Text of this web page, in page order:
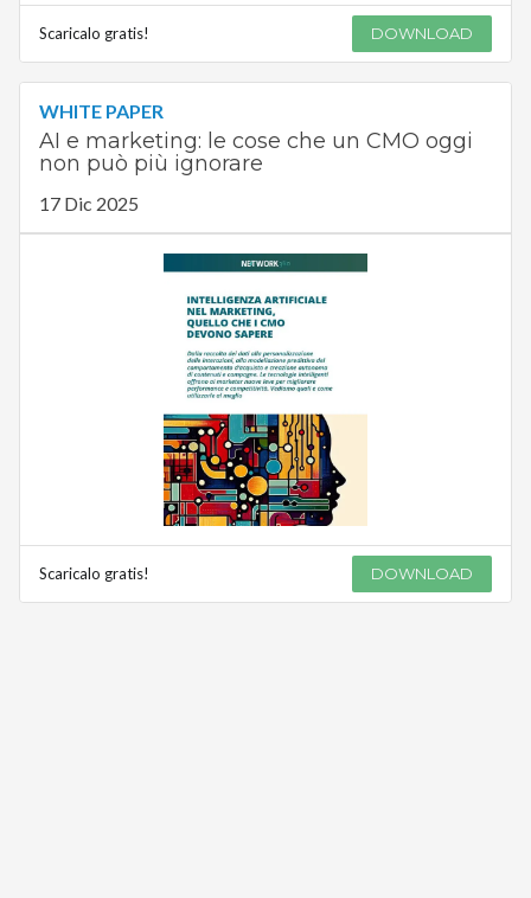
Scaricalo gratis! DOWNLOAD
WHITE PAPER
AI e marketing: le cose che un CMO oggi
non può più ignorare
17 Dic 2025
Scaricalo gratis! DOWNLOAD